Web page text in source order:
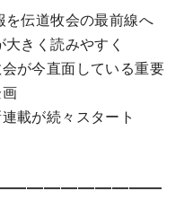
伝道牧会の最前線へ
きく読みやすく
が今直面している重要
載が続々スタート